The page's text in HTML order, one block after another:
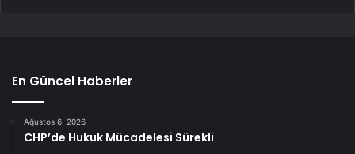
En Güncel Haberler
Ağustos 6, 2026
CHP’de Hukuk Mücadelesi Sürekli